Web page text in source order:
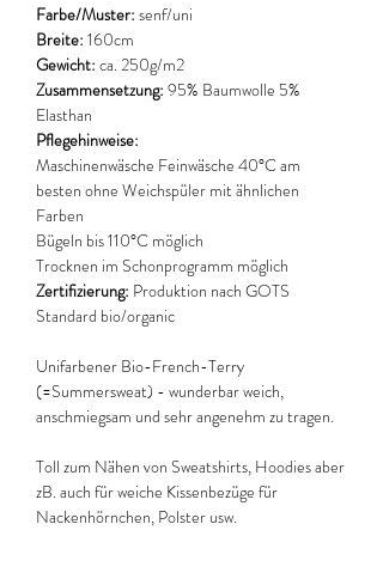
Farbe/Muster: senf/uni
Breite: 160cm
Gewicht: ca. 250g/m2
Zusammensetzung: 95% Baumwolle 5%
Elasthan
Pflegehinweise:
Maschinenwäsche Feinwäsche 40°C am
besten ohne Weichspüler mit ähnlichen
Farben
Bügeln bis 110°C möglich
Trocknen im Schonprogramm möglich
Zertifizierung: Produktion nach GOTS
Standard bio/organic
Unifarbener Bio-French-Terry
(=Summersweat) - wunderbar weich,
anschmiegsam und sehr angenehm zu tragen.
Toll zum Nähen von Sweatshirts, Hoodies aber
zB. auch für weiche Kissenbezüge für
Nackenhörnchen, Polster usw.